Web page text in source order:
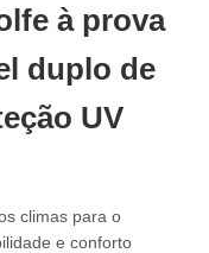
à prova
duplo de
UV
climas para o
e conforto